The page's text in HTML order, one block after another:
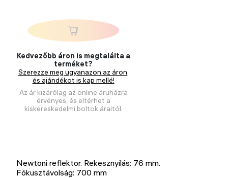
Kedvezőbb áron is megtalálta a
terméket?
Szerezze meg ugyanazon az áron,
és ajándékot is kap mellé!
Az ár kizárólag az online áruházra
érvényes, és eltérhet a
kiskereskedelmi boltok áraitól.
Newtoni reflektor. Rekesznyílás: 76 mm.
Fókusztávolság: 700 mm